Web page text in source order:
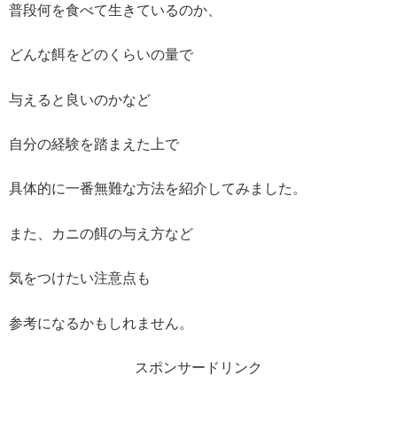
普段何を食べて生きているのか、
どんな餌をどのくらいの量で
与えると良いのかなど
自分の経験を踏まえた上で
具体的に一番無難な方法を紹介してみました。
また、カニの餌の与え方など
気をつけたい注意点も
参考になるかもしれません。
スポンサードリンク